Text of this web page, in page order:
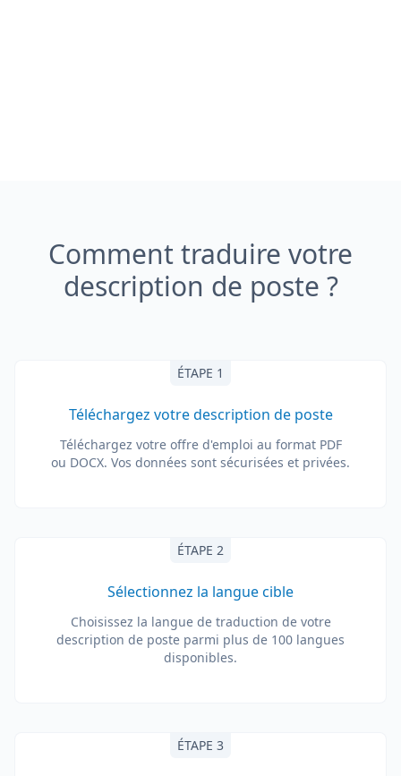
Comment traduire votre
description de poste ?
ÉTAPE 1
Téléchargez votre description de poste
Téléchargez votre offre d'emploi au format PDF
ou DOCX. Vos données sont sécurisées et privées.
ÉTAPE 2
Sélectionnez la langue cible
Choisissez la langue de traduction de votre
description de poste parmi plus de 100 langues
disponibles.
ÉTAPE 3